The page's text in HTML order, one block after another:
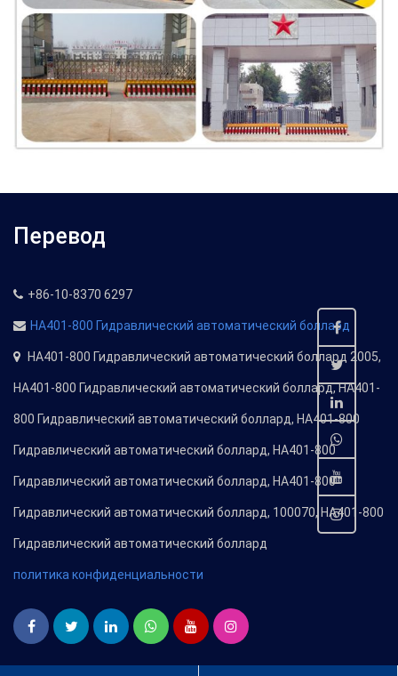
Перевод
+86-10-8370 6297
HA401-800 Гидравлический автоматический боллард
HA401-800 Гидравлический автоматический боллард 2005,
HA401-800 Гидравлический автоматический боллард, HA401-
800 Гидравлический автоматический боллард, HA401-800
Гидравлический автоматический боллард, HA401-800
Гидравлический автоматический боллард, HA401-800
Гидравлический автоматический боллард, 100070, HA401-800
Гидравлический автоматический боллард
политика конфиденциальности